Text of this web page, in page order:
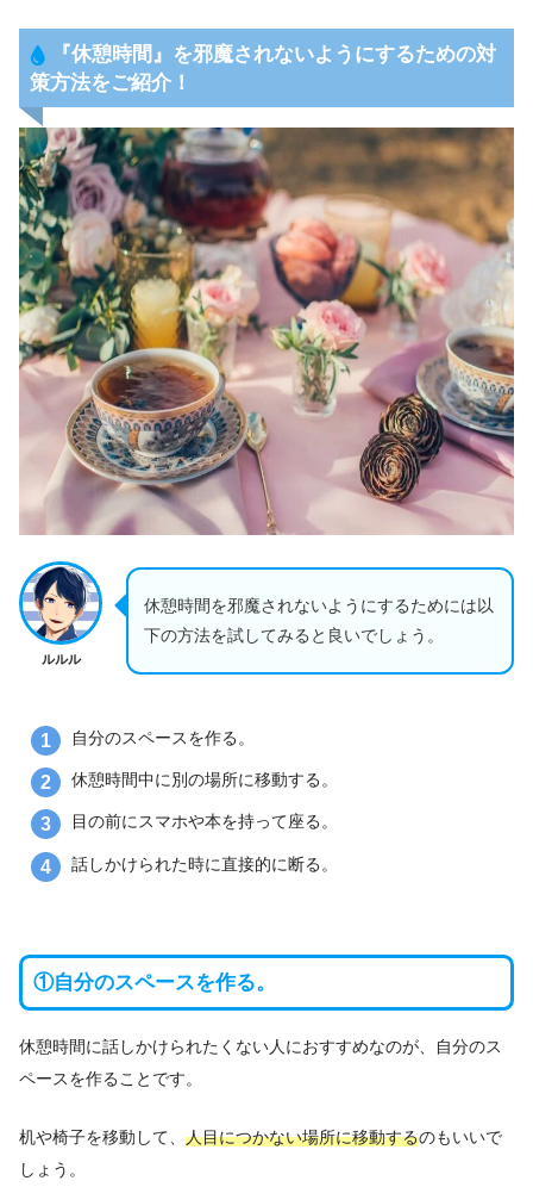
『休憩時間』を邪魔されないようにするための対
策方法をご紹介！
ルルル
休憩時間を邪魔されないようにするためには以
下の方法を試してみると良いでしょう。
自分のスペースを作る。
休憩時間中に別の場所に移動する。
目の前にスマホや本を持って座る。
話しかけられた時に直接的に断る。
①自分のスペースを作る。
休憩時間に話しかけられたくない人におすすめなのが、自分のス
ペースを作ることです。
机や椅子を移動して、 人目につかない場所に移動するのもいいで
しょう。